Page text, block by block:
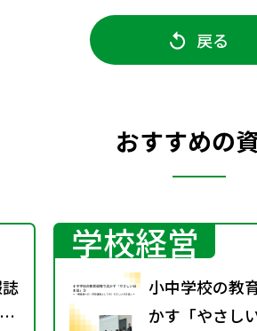
戻る
おすすめの
学校経営
小中学校の教
かす「やさし